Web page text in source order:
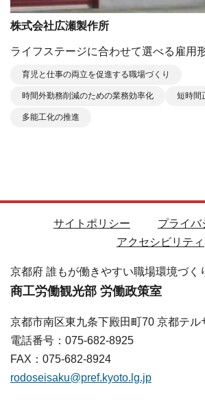
株式会社広瀬製作所
ライフステージに合わせて選べる雇用
育児と仕事の両立を促進する職場づくり
時間外勤務削減のための業務効率化 短時間
多能工化の推進
サイトポリシー
プライバ
アクセシビリティ
京都府 誰もが働きやすい職場環境づく
商工労働観光部 労働政策室
京都市南区東九条下殿田町70 京都テル
電話番号：075-682-8925
FAX：075-682-8924
rodoseisaku@pref.kyoto.lg.jp